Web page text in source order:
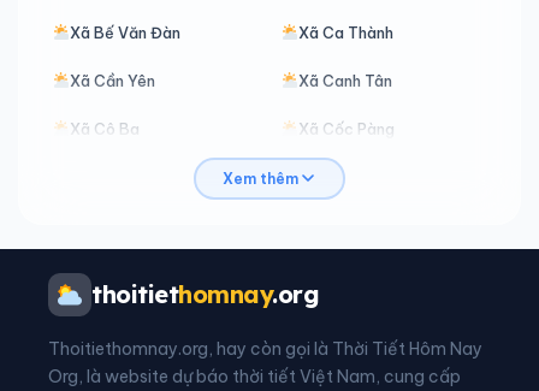
Xã Bế Văn Đàn Xã Ca Thành
Xã Cần Yên Xã Canh Tân
Xã Cô Ba Xã Cốc Pàng
Xã Đình Phong
Xã Đông Khê
Xã Hạ Lang
Xã Hạnh Phúc Xã Hòa An
Xem thêm
thoitiethomnay.org
Thoitiethomnay.org, hay còn gọi là Thời Tiết Hôm Nay
Org, là website dự báo thời tiết Việt Nam, cung cấp